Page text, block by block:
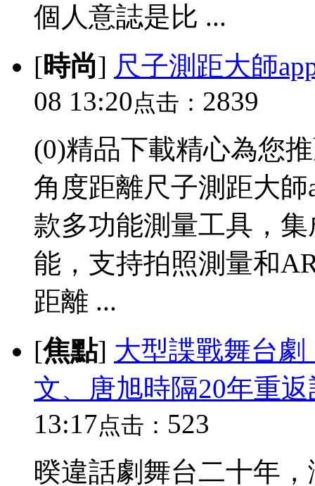
個人意誌是比 ...
[時尚] 尺子測距大師
08 13:20点击： 2839
(0)精品下載精心為您
角度距離尺子測距大
款多功能測量工具，
能，支持拍照測量和
距離 ...
[焦點] 大型諜戰舞台
文、唐旭時隔20年重
13:17点击： 523
暌違話劇舞台二十年